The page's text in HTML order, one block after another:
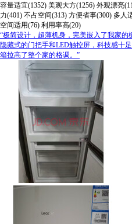
容量适宜(1352) 美观大方(1256) 外观漂亮
力(401) 不占空间(313) 方便省事(300) 多人
空间适用(76) 利用率高(20)
“极简设计，超薄机身，完美嵌入了我家的
隐藏式的门把手和LED触控屏，科技感十
箱拉高了整个家的格调。”